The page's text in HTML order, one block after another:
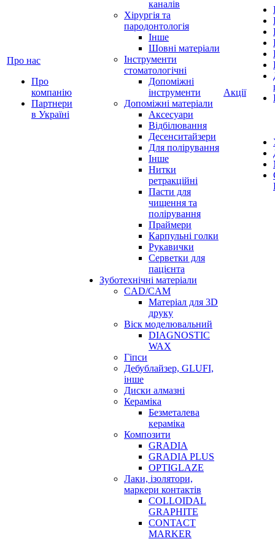
Про нас
Про
компанію
Партнери
в Україні
каналів
Хірургія та
пародонтологія
Інше
Шовні матеріали
Інструменти
стоматологічні
Допоміжні
інструменти
Допоміжні матеріали
Аксесуари
Відбілювання
Десенситайзери
Для полірування
Інше
Нитки
ретракційні
Пасти для
чищення та
полірування
Праймери
Карпульні голки
Рукавички
Серветки для
пацієнта
Зуботехнічні матеріали
CAD/CAM
Матеріал для 3D
друку
Віск моделювальний
DIAGNOSTIC
WAX
Гіпси
Дебублайзер, GLUFI,
інше
Диски алмазні
Кераміка
Безметалева
кераміка
Композити
GRADIA
GRADIA PLUS
OPTIGLAZE
Лаки, ізолятори,
маркери контактів
COLLOIDAL
GRAPHITE
CONTACT
MARKER
Акції